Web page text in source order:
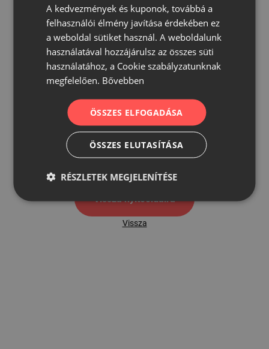
500
Vissza nyítóoldalra
Vissza
A kedvezmények és kuponok, továbbá a
felhasználói élmény javítása érdekében ez
a weboldal sütiket használ. A weboldalunk
használatával hozzájárulsz az összes süti
használatához, a Cookie szabályzatunknak
megfelelően. Bővebben
ÖSSZES ELFOGADÁSA
ÖSSZES ELUTASÍTÁSA
RÉSZLETEK MEGJELENÍTÉSE